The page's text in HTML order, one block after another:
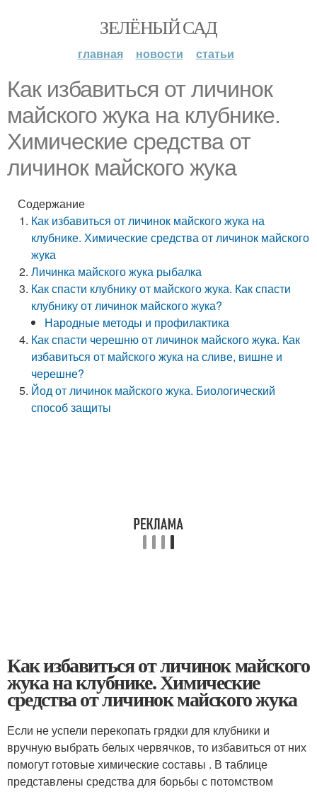
ЗЕЛЁНЫЙ САД
главная новости статьи
Как избавиться от личинок
майского жука на клубнике.
Химические средства от
личинок майского жука
Содержание
Как избавиться от личинок майского жука на
клубнике. Химические средства от личинок майского
жука
Личинка майского жука рыбалка
Как спасти клубнику от майского жука. Как спасти
клубнику от личинок майского жука?
Народные методы и профилактика
Как спасти черешню от личинок майского жука. Как
избавиться от майского жука на сливе, вишне и
черешне?
Йод от личинок майского жука. Биологический
способ защиты
Как избавиться от личинок майского
жука на клубнике. Химические
средства от личинок майского жука
Если не успели перекопать грядки для клубники и
вручную выбрать белых червячков, то избавиться от них
помогут готовые химические составы . В таблице
представлены средства для борьбы с потомством